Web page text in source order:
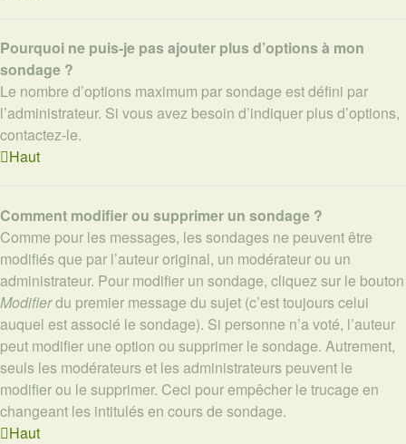
Pourquoi ne puis-je pas ajouter plus d’options à mon
sondage ?
Le nombre d’options maximum par sondage est défini par
l’administrateur. Si vous avez besoin d’indiquer plus d’options,
contactez-le.
Haut
Comment modifier ou supprimer un sondage ?
Comme pour les messages, les sondages ne peuvent être
modifiés que par l’auteur original, un modérateur ou un
administrateur. Pour modifier un sondage, cliquez sur le bouton
Modifierdu premier message du sujet (c’est toujours celui
auquel est associé le sondage). Si personne n’a voté, l’auteur
peut modifier une option ou supprimer le sondage. Autrement,
seuls les modérateurs et les administrateurs peuvent le
modifier ou le supprimer. Ceci pour empêcher le trucage en
changeant les intitulés en cours de sondage.
Haut